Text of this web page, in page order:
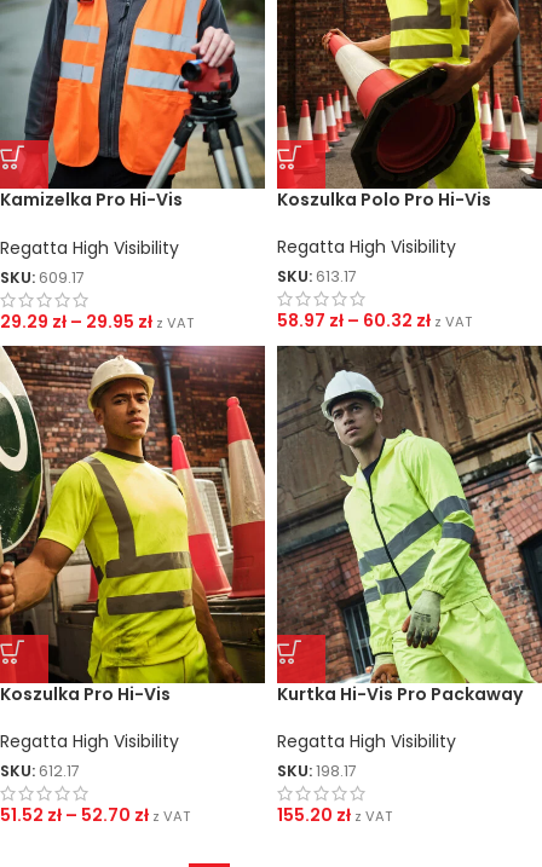
Kamizelka Pro Hi-Vis
Regatta High Visibility
SKU: 609.17
29.29 zł – 29.95 zł z VAT
Koszulka Polo Pro Hi-Vis
Regatta High Visibility
SKU: 613.17
58.97 zł – 60.32 zł z VAT
Koszulka Pro Hi-Vis
Regatta High Visibility
SKU: 612.17
51.52 zł – 52.70 zł z VAT
Kurtka Hi-Vis Pro Packaway
Regatta High Visibility
SKU:198.17
155.20 zł z VAT